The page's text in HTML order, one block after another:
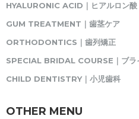
HYALURONIC ACID｜ヒアルロン酸
GUM TREATMENT｜歯茎ケア
ORTHODONTICS｜歯列矯正
SPECIAL BRIDAL COURSE｜ブラ
CHILD DENTISTRY｜小児歯科
OTHER MENU